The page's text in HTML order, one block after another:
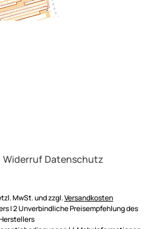
Widerruf Datenschutz
MwSt. und zzgl.Versandkosten
| 2 Unverbindliche Preisempfehlung des